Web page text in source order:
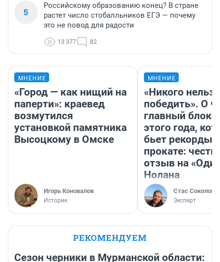
5
Российскому образованию конец? В стране
растет число стобалльников ЕГЭ — почему
это не повод для радости
13 377 82
МНЕНИЕ
«Город — как нищий на
паперти»: краевед
возмутился
установкой памятника
Высоцкому в Омске
Игорь Коновалов
Историк
МНЕНИЕ
«Никого нельзя
победить». О
главный
этого года,
бьет рекорды в
прокате:
отзыв на
Нолана
Стас Соколов
Эксперт
РЕКОМЕНДУЕМ
Сезон черники в Мурманской области: